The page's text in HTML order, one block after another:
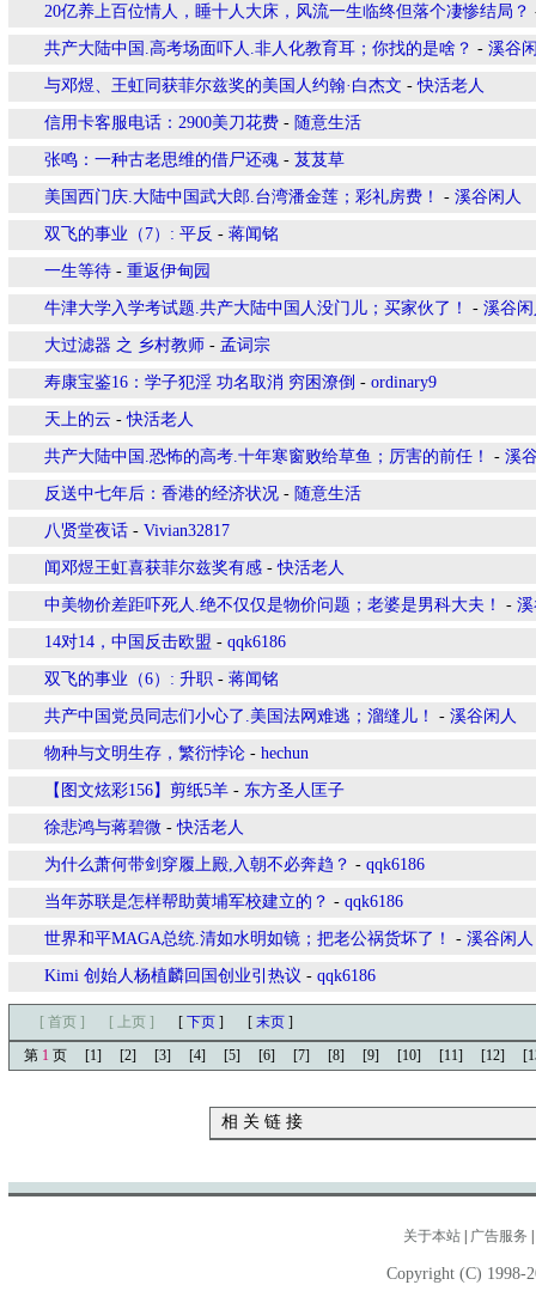
20亿养上百位情人，睡十人大床，风流一生临终但落个凄惨结局？
共产大陆中国.高考场面吓人.非人化教育耳；你找的是啥？ - 溪谷
与邓煜、王虹同获菲尔兹奖的美国人约翰·白杰文 -快活老人
信用卡客服电话：2900美刀花费 - 随意生活
张鸣：一种古老思维的借尸还魂 - 芨芨草
美国西门庆.大陆中国武大郎.台湾潘金莲；彩礼房费！ - 溪谷闲人
双飞的事业（7）: 平反 - 蒋闻铭
一生等待 - 重返伊甸园
牛津大学入学考试题.共产大陆中国人没门儿；买家伙了！ - 溪谷
大过滤器 之 乡村教师 - 孟词宗
寿康宝鉴16：学子犯淫 功名取消 穷困潦倒 - ordinary9
天上的云 -快活老人
共产大陆中国.恐怖的高考.十年寒窗败给草鱼；厉害的前任！ - 溪
反送中七年后：香港的经济状况 - 随意生活
八贤堂夜话 - Vivian32817
闻邓煜王虹喜获菲尔兹奖有感 -快活老人
中美物价差距吓死人.绝不仅仅是物价问题；老婆是男科大夫！ -
14对14，中国反击欧盟 - qqk6186
双飞的事业（6）: 升职 - 蒋闻铭
共产中国党员同志们小心了.美国法网难逃；溜缝儿！ - 溪谷闲人
物种与文明生存，繁衍悖论 - hechun
【图文炫彩156】剪纸5羊 - 东方圣人匡子
徐悲鸿与蒋碧微 -快活老人
为什么萧何带剑穿履上殿,入朝不必奔趋？ - qqk6186
当年苏联是怎样帮助黄埔军校建立的？ - qqk6186
世界和平MAGA总统.清如水明如镜；把老公祸货坏了！ - 溪谷闲人
Kimi 创始人杨植麟回国创业引热议 - qqk6186
[ 首页 ] [ 上页 ] [ 下页 ] [ 末页 ]
第 1 页 [1] [2] [3] [4] [5] [6] [7] [8] [9] [10] [11] [12]
相 关 链 接
关于本站 广告服务
Copyright (C) 1998-